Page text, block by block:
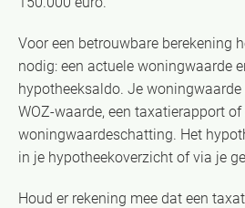
Voor een betrouwbare berekening
nodig: een actuele woningwaarde
hypotheeksaldo. Je
WOZ-waarde, een taxatierapport
woningwaardeschatting. Het
in je hypotheekoverzicht of via je
Houd er rekening mee dat een